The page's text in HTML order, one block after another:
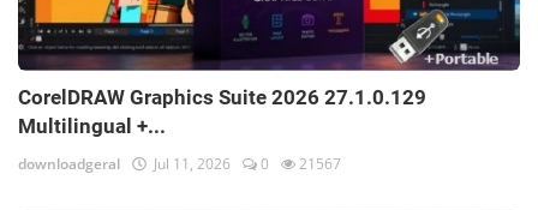
CorelDRAW Graphics Suite 2026 27.1.0.129
Multilingual +...
downloadgeral Jul 11, 2026 0 21567